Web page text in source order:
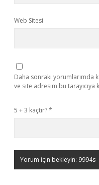
Web Sitesi
Daha sonraki yorumlarımda
ve site adresim bu tarayıcıya
5 + 3 kaçtır?*